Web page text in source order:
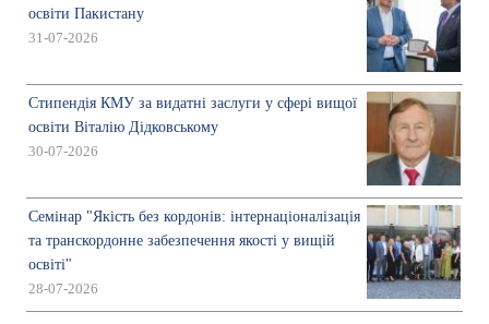
освіти Пакистану
31-07-2026
Стипендія КМУ за видатні заслуги у сфері вищої
освіти Віталію Дідковському
30-07-2026
Семінар "Якість без кордонів: інтернаціоналізація
та транскордонне забезпечення якості у вищій
освіті"
28-07-2026